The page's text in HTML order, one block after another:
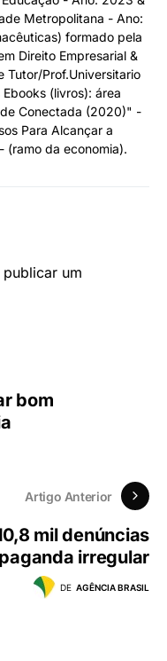
Metropolitana - Ano:
formado pela
Direito Empresarial &
Tutor/Prof.Universitario
(livros): área
Conectada (2020)" -
Para Alcançar a
(ramo da economia).
publicar um
bom
Artigo Anterior
mil denúncias
irregular
DE AGÊNCIA BRASIL